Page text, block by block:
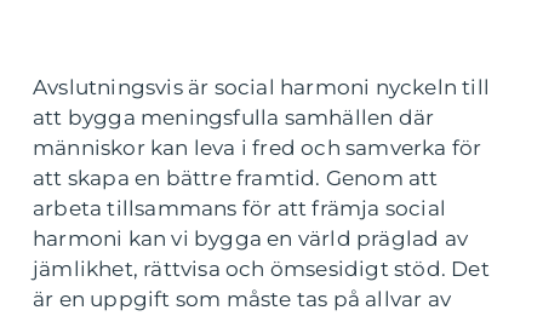
Avslutningsvis är social harmoni nyckeln till
att bygga meningsfulla samhällen där
människor kan leva i fred och samverka för
att skapa en bättre framtid. Genom att
arbeta tillsammans för att främja social
harmoni kan vi bygga en värld präglad av
jämlikhet, rättvisa och ömsesidigt stöd. Det
är en uppgift som måste tas på allvar av